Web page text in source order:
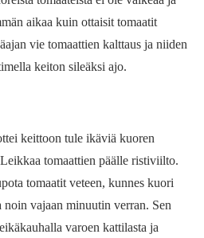
aikaa kuin ottaisit tomaatit
vie tomaattien kalttaus ja niiden
keiton sileäksi ajo.
keittoon tule ikäviä kuoren
tomaattien päälle ristiviilto.
tomaatit veteen, kunnes kuori
vajaan minuutin verran. Sen
varoen kattilasta ja